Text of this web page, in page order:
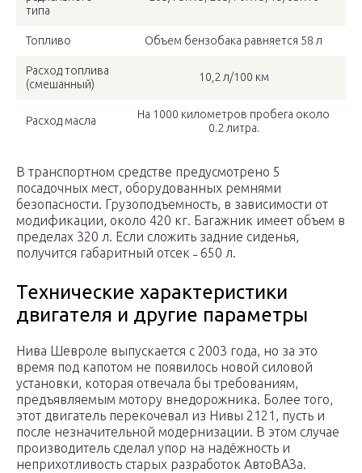
типа
Топливо Объем бензобака равняется 58 л
Расход топлива
(смешанный)
10,2 л/100 км
Расход масла
На 1000 километров пробега около
0.2 литра.
В транспортном средстве предусмотрено 5
посадочных мест, оборудованных ремнями
безопасности. Грузоподъемность, в зависимости от
модификации, около 420 кг. Багажник имеет объем в
пределах 320 л. Если сложить задние сиденья,
получится габаритный отсек ˗ 650 л.
Технические характеристики
двигателя и другие параметры
Нива Шевроле выпускается с 2003 года, но за это
время под капотом не появилось новой силовой
установки, которая отвечала бы требованиям,
предъявляемым мотору внедорожника. Более того,
этот двигатель перекочевал из Нивы 2121, пусть и
после незначительной модернизации. В этом случае
производитель сделал упор на надёжность и
неприхотливость старых разработок АвтоВАЗа.